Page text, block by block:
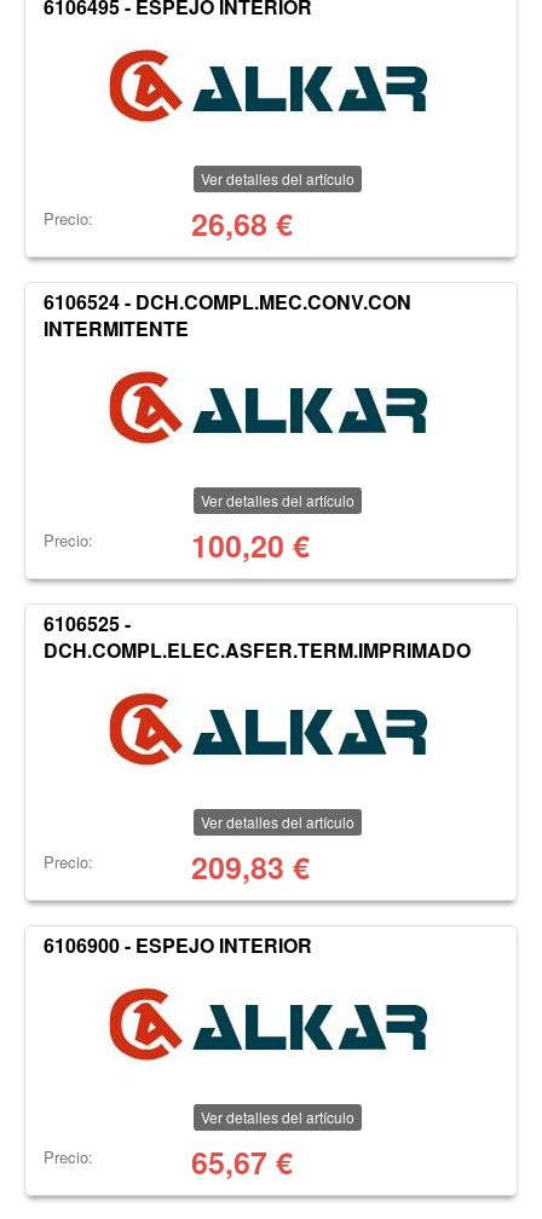
6106495 - ESPEJO INTERIOR
Ver detalles del artículo
Precio: 26,68 €
6106524 - DCH.COMPL.MEC.CONV.CON
INTERMITENTE
Ver detalles del artículo
Precio: 100,20 €
6106525 -
DCH.COMPL.ELEC.ASFER.TERM.IMPRIMADO
Ver detalles del artículo
Precio: 209,83 €
6106900 - ESPEJO INTERIOR
Ver detalles del artículo
Precio: 65,67€